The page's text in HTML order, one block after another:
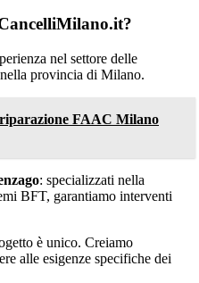
nel settore delle
provincia di Milano.
riparazione FAAC Milano
: specializzati nella
BFT, garantiamo interventi
è unico. Creiamo
alle esigenze specifiche dei